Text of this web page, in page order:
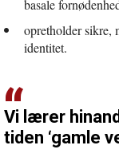
basale
opretholder sikre,
identitet.
Vi lærer
tiden ‘gamle